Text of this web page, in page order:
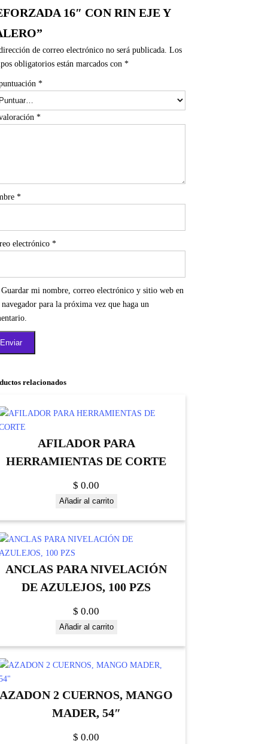
16″ CON RIN EJE Y
de correo electrónico no será publicada. Los
obligatorios están marcados con *
*
*
*
electrónico *
Guardar mi nombre, correo electrónico y sitio web en
navegador para la próxima vez que haga un
relacionados
AFILADOR PARA
HERRAMIENTAS DE CORTE
$ 0.00
Añadir al carrito
ANCLAS PARA NIVELACIÓN
DE AZULEJOS, 100 PZS
$ 0.00
Añadir al carrito
AZADON 2 CUERNOS, MANGO
MADER, 54″
$ 0.00